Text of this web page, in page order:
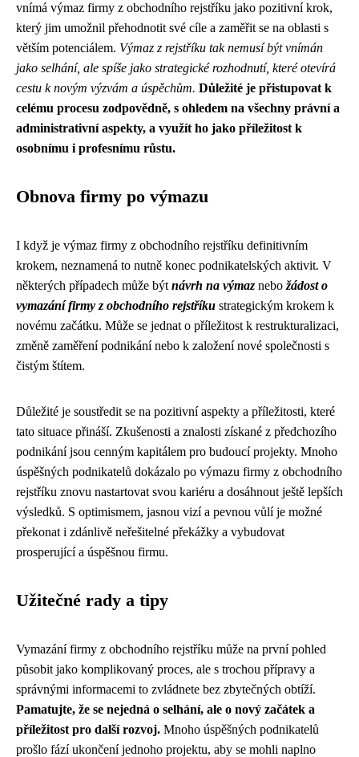
vnímá výmaz firmy z obchodního rejstříku jako pozitivní krok,
který jim umožnil přehodnotit své cíle a zaměřit se na oblasti s
větším potenciálem. Výmaz z rejstříku tak nemusí být vnímán
jako selhání, ale spíše jako strategické rozhodnutí, které otevírá
cestu k novým výzvám a úspěchům. Důležité je přistupovat k
celému procesu zodpovědně, s ohledem na všechny právní a
administrativní aspekty, a využít ho jako příležitost k
osobnímu i profesnímu růstu.
Obnova firmy po výmazu
I když je výmaz firmy z obchodního rejstříku definitivním
krokem, neznamená to nutně konec podnikatelských aktivit. V
některých případech může být návrh na výmaz nebo žádost o
vymazání firmy z obchodního rejstříku strategickým krokem k
novému začátku. Může se jednat o příležitost k restrukturalizaci,
změně zaměření podnikání nebo k založení nové společnosti s
čistým štítem.
Důležité je soustředit se na pozitivní aspekty a příležitosti, které
tato situace přináší. Zkušenosti a znalosti získané z předchozího
podnikání jsou cenným kapitálem pro budoucí projekty. Mnoho
úspěšných podnikatelů dokázalo po výmazu firmy z obchodního
rejstříku znovu nastartovat svou kariéru a dosáhnout ještě lepších
výsledků. S optimismem, jasnou vizí a pevnou vůlí je možné
překonat i zdánlivě neřešitelné překážky a vybudovat
prosperující a úspěšnou firmu.
Užitečné rady a tipy
Vymazání firmy z obchodního rejstříku může na první pohled
působit jako komplikovaný proces, ale s trochou přípravy a
správnými informacemi to zvládnete bez zbytečných obtíží.
Pamatujte, že se nejedná o selhání, ale o nový začátek a
příležitost pro další rozvoj. Mnoho úspěšných podnikatelů
prošlo fází ukončení jednoho projektu, aby se mohli naplno